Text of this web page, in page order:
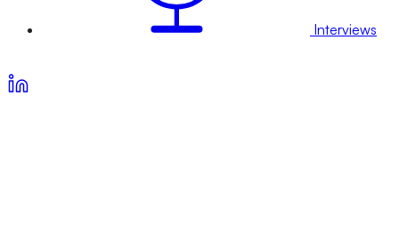
Interviews